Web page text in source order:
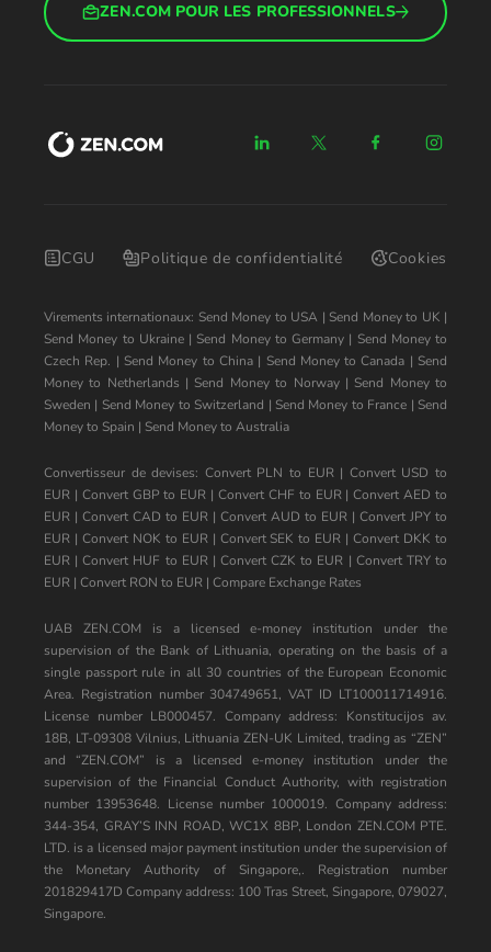
ZEN.COM POUR LES PROFESSIONNELS
CGU Politique de confidentialité Cookies
Virements internationaux: Send Money to USA | Send Money to UK |
Send Money to Ukraine| Send Money to Germany | Send Money to
Czech Rep. | Send Money to China| Send Money to Canada | Send
Money to Netherlands | Send Money to Norway| Send Money to
Sweden | Send Money to Switzerland | Send Money to France | Send
Money to Spain | Send Money to Australia
Convertisseur de devises: Convert PLN to EUR| Convert USD to
EUR | Convert GBP to EUR |Convert CHF to EUR|Convert AED to
EUR | Convert CAD to EUR | Convert AUD to EUR | Convert JPY to
EUR | Convert NOK to EUR| Convert SEK to EUR |Convert DKK to
EUR |Convert HUF to EUR|Convert CZK to EUR | Convert TRY to
EUR | Convert RON to EUR | Compare Exchange Rates
UAB ZEN.COM is a licensed e-money institution under the
supervision of the Bank of Lithuania, operating on the basis of a
single passport rule in all 30 countries of the European Economic
Area. Registration number 304749651, VAT ID LT100011714916.
License number LB000457. Company address: Konstitucijos av.
18B, LT-09308 Vilnius, Lithuania ZEN-UK Limited, trading as “ZEN”
and “ZEN.COM” is a licensed e-money institution under the
supervision of the Financial Conduct Authority, with registration
number 13953648. License number 1000019. Company address:
344-354, GRAY’S INN ROAD, WC1X 8BP, London ZEN.COM PTE.
LTD. is a licensed major payment institution under the supervision of
the Monetary Authority of Singapore,. Registration number
201829417D Company address: 100 Tras Street, Singapore, 079027,
Singapore.